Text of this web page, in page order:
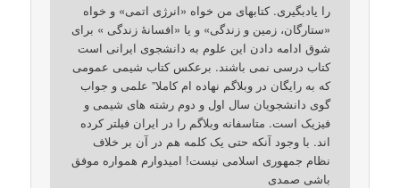
را یادبگیری. کتابهای من خواه «انرژی اتمی» و خواه
«ستارگان، زمین و زندگی» و یا «افسانۀ زندگی » برای
شوق ادامه دادن این علوم به دانشجوی ایرانی است
کتاب درسی نمی باشند. برعکس کتاب شیمی عمومی
که به رایگان در وبلاگم نهاده ام کاملا” علمی و جواب
گوی دانشجویان سال اول و دوم رشته های شیمی و
فیزیک است. متاسفانه وبلاگم را در ایران فیلتر کرده
اند. با وجود آنکه حتی یک کلمه هم در آن بر خلاف
نظام جمهوری اسلامی نیست! امیدوارم همواره موفق
باشی صمدی